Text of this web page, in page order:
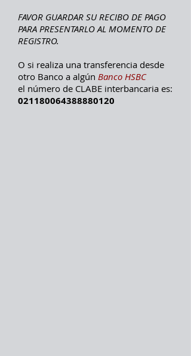
FAVOR GUARDAR SU RECIBO DE PAGO
PARA PRESENTARLO AL MOMENTO DE
REGISTRO.
O si realiza una transferencia desde
otro Banco a algún Banco HSBC
el número de CLABE interbancaria es:
021180064388880120